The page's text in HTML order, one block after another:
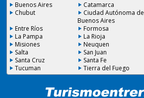
Buenos Aires Catamarca
Chubut
Ciudad Autónoma de
Buenos Aires
Entre Ríos
Formosa
La Pampa
La Rioja
Misiones
Neuquen
Salta
San Juan
Santa Cruz
Santa Fe
Tucuman
Tierra del Fuego